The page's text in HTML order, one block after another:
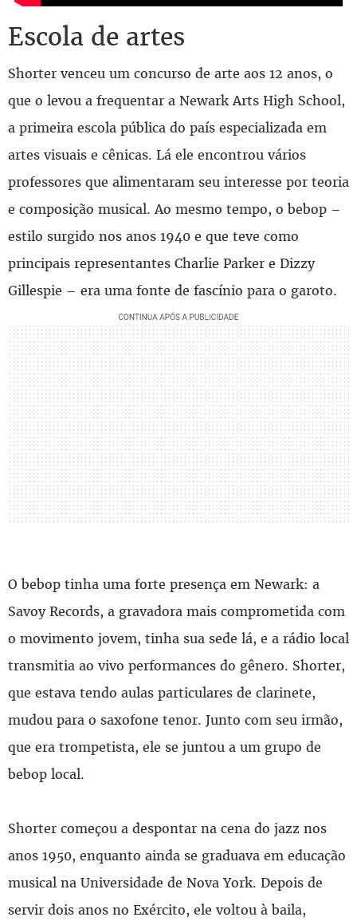
Escola de artes
Shorter venceu um concurso de arte aos 12 anos, o
que o levou a frequentar a Newark Arts High School,
a primeira escola pública do país especializada em
artes visuais e cênicas. Lá ele encontrou vários
professores que alimentaram seu interesse por teoria
e composição musical. Ao mesmo tempo, o bebop –
estilo surgido nos anos 1940 e que teve como
principais representantes Charlie Parker e Dizzy
Gillespie – era uma fonte de fascínio para o garoto.
O bebop tinha uma forte presença em Newark: a
Savoy Records, a gravadora mais comprometida com
o movimento jovem, tinha sua sede lá, e a rádio local
transmitia ao vivo performances do gênero. Shorter,
que estava tendo aulas particulares de clarinete,
mudou para o saxofone tenor. Junto com seu irmão,
que era trompetista, ele se juntou a um grupo de
bebop local.
Shorter começou a despontar na cena do jazz nos
anos 1950, enquanto ainda se graduava em educação
musical na Universidade de Nova York. Depois de
servir dois anos no Exército, ele voltou à baila,